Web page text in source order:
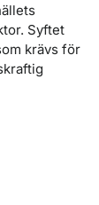
Syftet
krävs för